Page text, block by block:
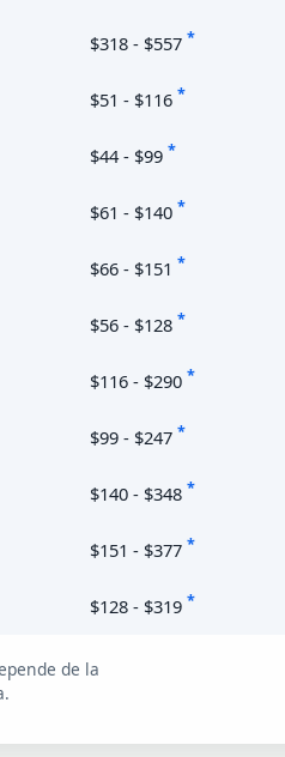
$318 - $557*
$51 - $116*
$44 - $99*
$61 - $140*
$66 - $151*
$56 - $128*
$116 - $290*
$99 - $247*
$140 - $348*
$151 - $377*
$128 - $319*
de la